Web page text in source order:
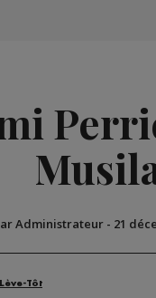
Administrateur- 21
Tôt